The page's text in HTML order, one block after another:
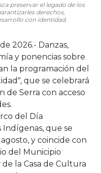
preservar el legado de los
derechos,
con identidad.
2026.- Danzas,
y ponencias sobre
la programación del
que se celebrará
de Serra con acceso
del Día
que se
y coincide con
del Municipio
la Casa de Cultura